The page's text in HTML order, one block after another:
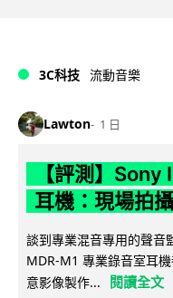
3C科技 流動音樂
Lawton 1 日
【評測】
耳機：現場拍
談到專業混音專用的聲音
MDR-M1 專業錄音室耳
意影像製作...
閱讀全文